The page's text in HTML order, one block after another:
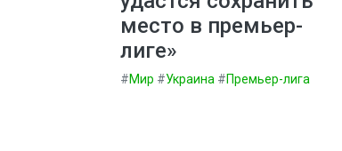
место в премьер-
лиге»
#Мир #Украина #Премьер-лига